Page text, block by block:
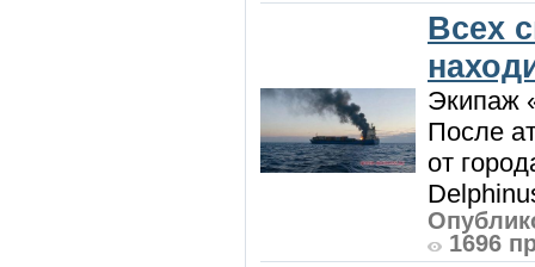
Всех
Экипаж
После
от
1696